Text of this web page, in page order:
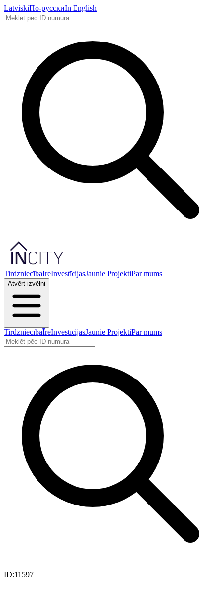
LatviskiПо-русскиIn English
TirdzniecībaĪreInvestīcijasJaunie ProjektiPar mums
Atvērt izvēlni
TirdzniecībaĪreInvestīcijasJaunie ProjektiPar mums
ID:11597